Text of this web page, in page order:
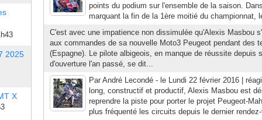
2025
X
points du podium sur l'ensemble de la saison.
marquant la fin de la 1ère moitié du championnat,
C'est avec une impatience non dissimulée qu'Alexis Masbou
aux commandes de sa nouvelle Moto3 Peugeot pendant des
(Espagne). Le pilote albigeois, en manque de réussite depuis
d'ouverture l'an passé, se dit...
Par André Lecondé - le Lundi 22 février 2016 |
long, constructif et productif, Alexis Masbou est
reprendre la piste pour porter le projet Peugeot-
plus fréquenté les circuits depuis le dernier